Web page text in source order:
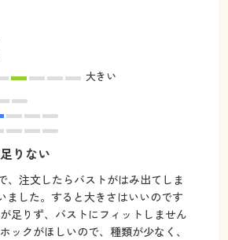
大きい
りない
、注文したらバストがはみ出てしま
ました。すると大きさはいいのです
足りず、バストにフィットしません
ックがほしいので、種類が少なく、